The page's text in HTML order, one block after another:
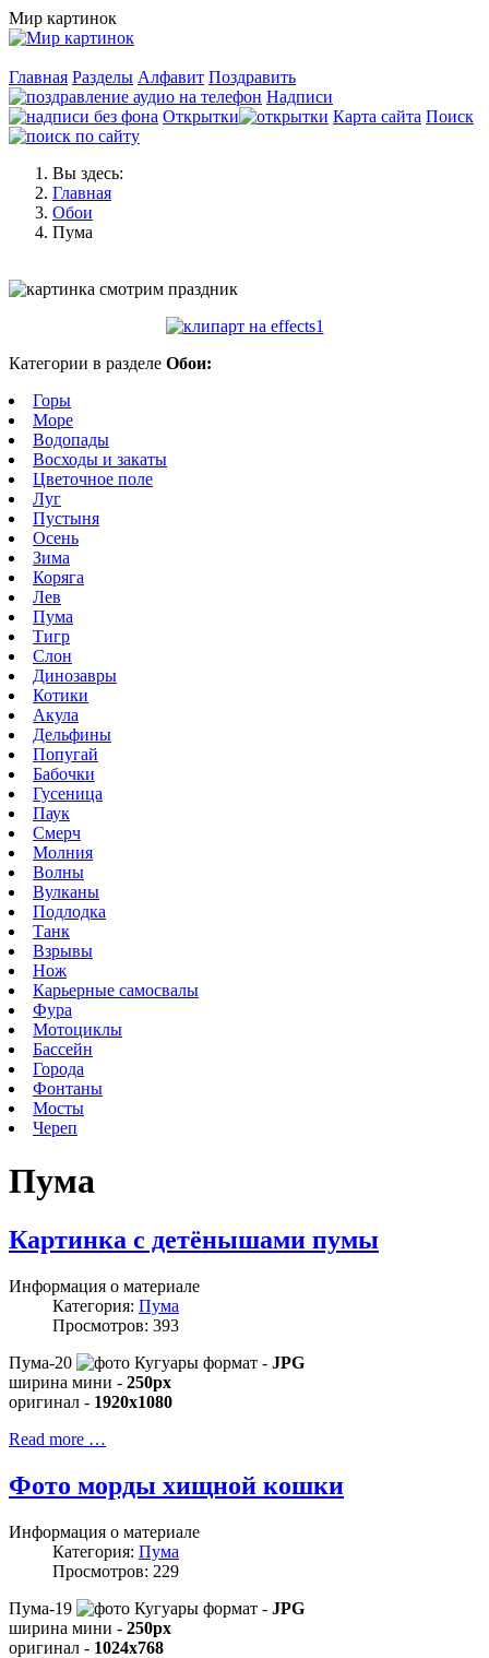
Мир картинок
Главная Разделы Алфавит Поздравить
Надписи
Открытки
Карта сайта Поиск
Вы здесь:
Главная
Обои
Пума
Категории в разделе Обои:
Горы
Море
Водопады
Восходы и закаты
Цветочное поле
Луг
Пустыня
Осень
Зима
Коряга
Лев
Пума
Тигр
Слон
Динозавры
Котики
Акула
Дельфины
Попугай
Бабочки
Гусеница
Паук
Смерч
Молния
Волны
Вулканы
Подлодка
Танк
Взрывы
Нож
Карьерные самосвалы
Фура
Мотоциклы
Бассейн
Города
Фонтаны
Мосты
Череп
Пума
Картинка с детёнышами пумы
Информация о материале
Категория: Пума
Просмотров: 393
Пума-20
формат - JPG
ширина мини - 250px
оригинал - 1920x1080
Read more …
Фото морды хищной кошки
Информация о материале
Категория: Пума
Просмотров: 229
Пума-19
формат - JPG
ширина мини - 250px
оригинал - 1024x768